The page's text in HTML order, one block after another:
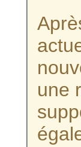
une